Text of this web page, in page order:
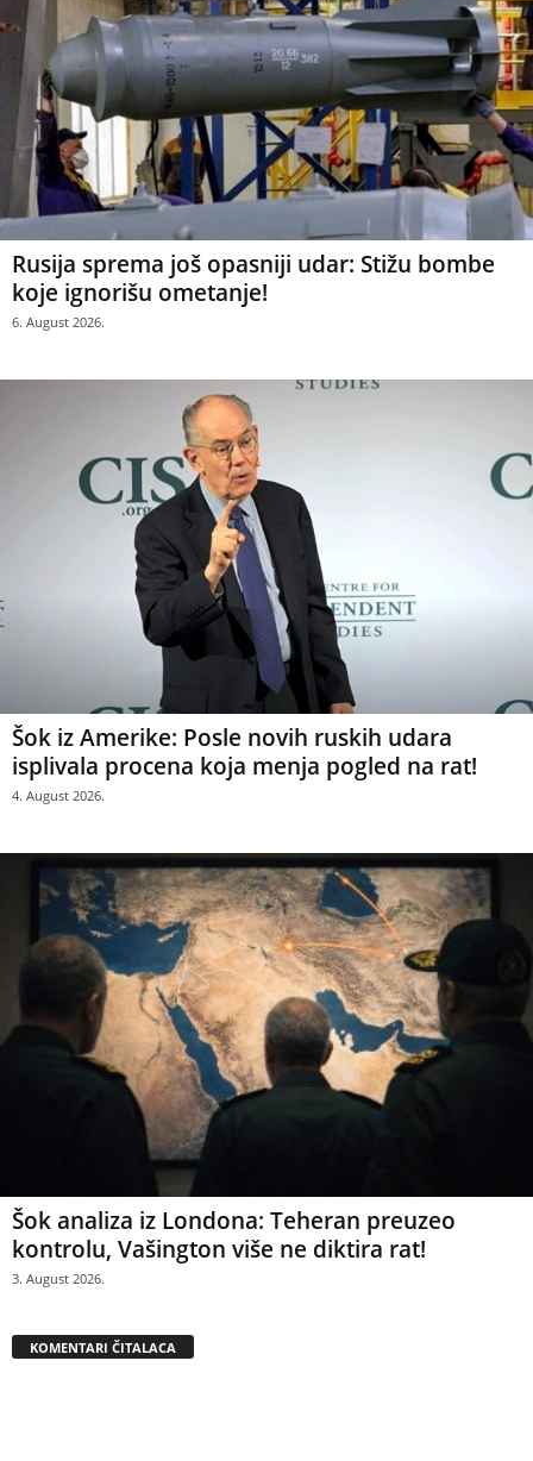
Rusija sprema još opasniji udar: Stižu bombe
koje ignorišu ometanje!
6. August 2026.
Šok iz Amerike: Posle novih ruskih udara
isplivala procena koja menja pogled na rat!
4. August 2026.
Šok analiza iz Londona: Teheran preuzeo
kontrolu, Vašington više ne diktira rat!
3. August 2026.
KOMENTARI ČITALACA